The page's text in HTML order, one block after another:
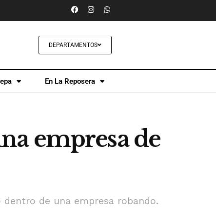
DEPARTAMENTOS
En La Reposera
empresa de
de una empresa robando.